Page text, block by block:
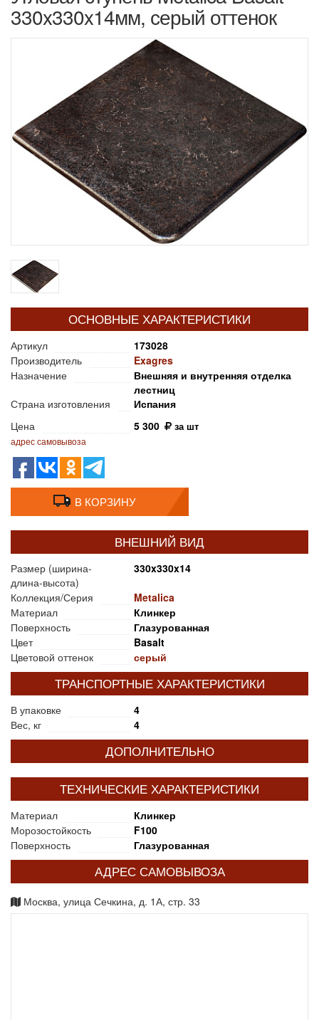
330x330x14мм, серый оттенок
ОСНОВНЫЕ ХАРАКТЕРИСТИКИ
Артикул
173028
Производитель
Exagres
Назначение
Внешняя и внутренняя отделка
лестниц
Страна изготовления
Испания
Цена
5 300 за шт
адрес самовывоза
В КОРЗИНУ
ВНЕШНИЙ ВИД
Размер (ширина-
длина-высота)
330x330x14
Коллекция/Серия
Metalica
Материал
Клинкер
Поверхность
Глазурованная
Цвет
Basalt
Цветовой оттенок
серый
ТРАНСПОРТНЫЕ ХАРАКТЕРИСТИКИ
В упаковке
4
Вес, кг
4
ДОПОЛНИТЕЛЬНО
ТЕХНИЧЕСКИЕ ХАРАКТЕРИСТИКИ
Материал
Клинкер
Морозостойкость
F100
Поверхность
Глазурованная
АДРЕС САМОВЫВОЗА
Москва, улица Сечкина, д. 1А, стр. 33